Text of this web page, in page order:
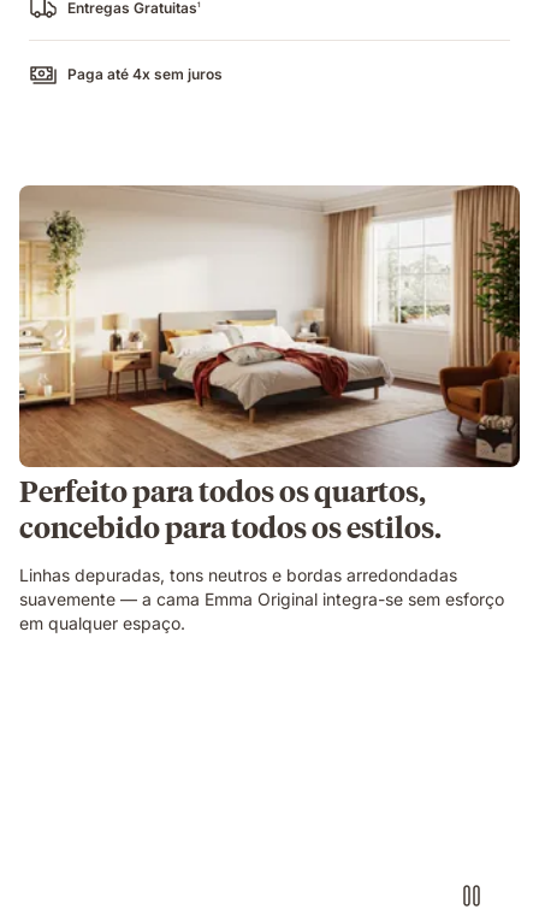
Entregas Gratuitas1
Paga até 4x sem juros
Perfeito para todos os quartos,
concebido para todos os estilos.
Linhas depuradas, tons neutros e bordas arredondadas
suavemente — a cama Emma Original integra-se sem esforço
em qualquer espaço.